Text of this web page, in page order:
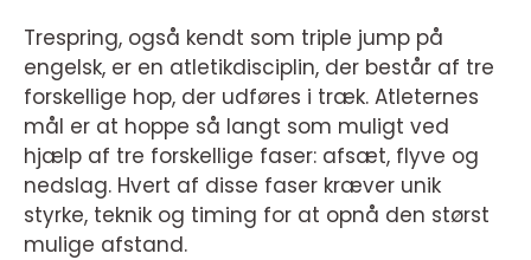
Trespring, også kendt som triple jump på
engelsk, er en atletikdisciplin, der består af tre
forskellige hop, der udføres i træk. Atleternes
mål er at hoppe så langt som muligt ved
hjælp af tre forskellige faser: afsæt, flyve og
nedslag. Hvert af disse faser kræver unik
styrke, teknik og timing for at opnå den størst
mulige afstand.